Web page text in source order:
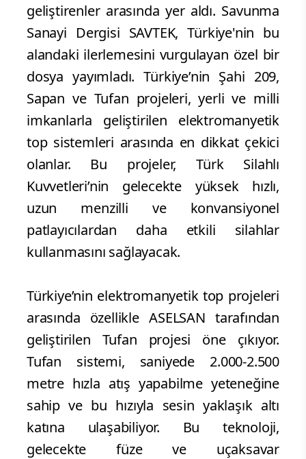
geliştirenler arasında yer aldı. Savunma
Sanayi Dergisi SAVTEK, Türkiye'nin bu
alandaki ilerlemesini vurgulayan özel bir
dosya yayımladı. Türkiye’nin Şahi 209,
Sapan ve Tufan projeleri, yerli ve milli
imkanlarla geliştirilen elektromanyetik
top sistemleri arasında en dikkat çekici
olanlar. Bu projeler, Türk Silahlı
Kuvvetleri’nin gelecekte yüksek hızlı,
uzun menzilli ve konvansiyonel
patlayıcılardan daha etkili silahlar
kullanmasını sağlayacak.
Türkiye’nin elektromanyetik top projeleri
arasında özellikle ASELSAN tarafından
geliştirilen Tufan projesi öne çıkıyor.
Tufan sistemi, saniyede 2.000-2.500
metre hızla atış yapabilme yeteneğine
sahip ve bu hızıyla sesin yaklaşık altı
katına ulaşabiliyor. Bu teknoloji,
gelecekte füze ve uçaksavar